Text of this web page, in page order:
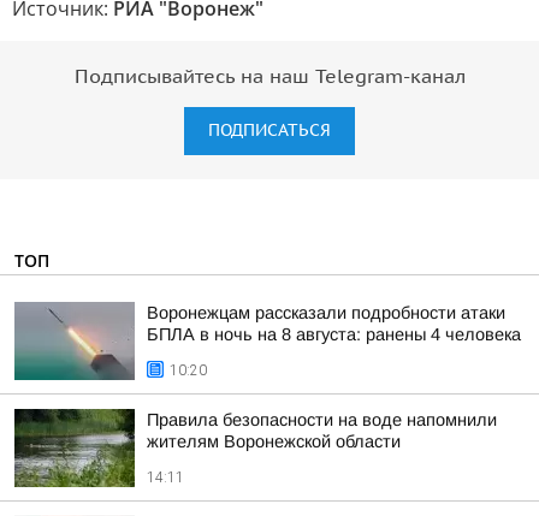
Источник: РИА "Воронеж"
Подписывайтесь на наш Telegram-канал
ПОДПИСАТЬСЯ
ТОП
Воронежцам рассказали подробности атаки
БПЛА в ночь на 8 августа: ранены 4 человека
10:20
Правила безопасности на воде напомнили
жителям Воронежской области
14:11